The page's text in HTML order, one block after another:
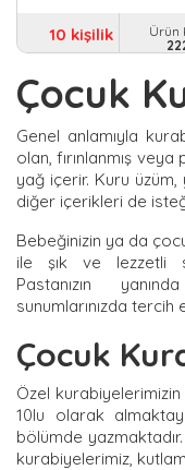
10 kişilik
Ürün
Çocuk
Genel anlamıyla
olan, fırınlanmış
yağ içerir. Kuru üzüm,
diğer içerikleri de
Bebeğinizin ya da
ile şık ve lezzetli
Pastanızın
sunumlarınızda tercih
Çocuk
Özel
10lu olarak
bölümde
kurabiyelerimiz,